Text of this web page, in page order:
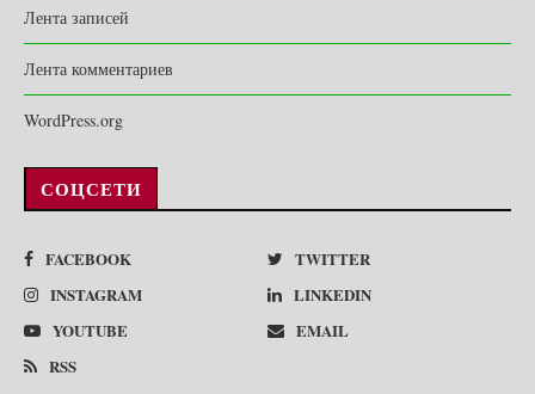
Лента записей
Лента комментариев
WordPress.org
СОЦСЕТИ
FACEBOOK
TWITTER
INSTAGRAM
LINKEDIN
YOUTUBE
EMAIL
RSS